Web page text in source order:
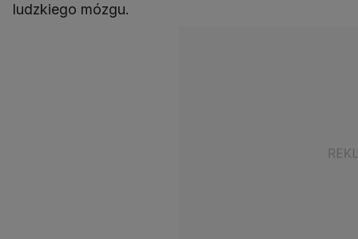
ludzkiego mózgu.